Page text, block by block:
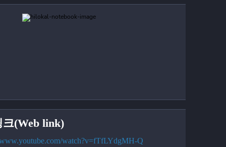
크(Web link)
watch?v=fTfLYdgMH-Q